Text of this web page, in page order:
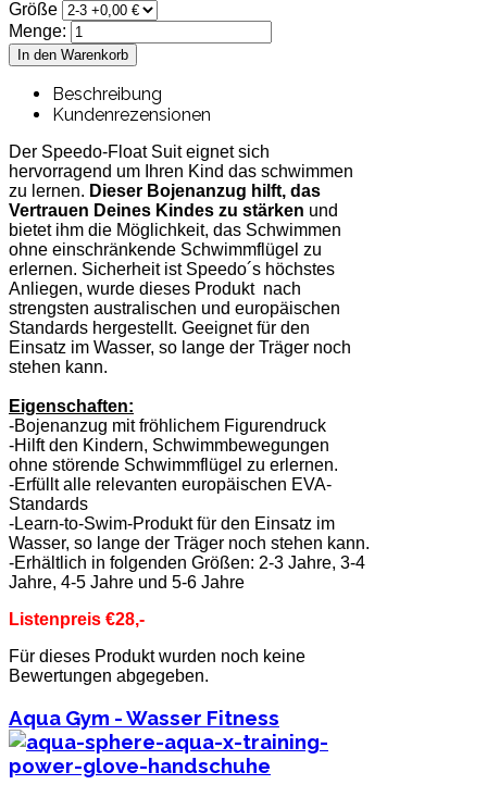
Größe
Menge:
Beschreibung
Kundenrezensionen
Der Speedo-Float Suit eignet sich
hervorragend um Ihren Kind das schwimmen
zu lernen. Dieser Bojenanzug hilft, das
Vertrauen Deines Kindes zu stärken und
bietet ihm die Möglichkeit, das Schwimmen
ohne einschränkende Schwimmflügel zu
erlernen. Sicherheit ist Speedo´s höchstes
Anliegen, wurde dieses Produkt nach
strengsten australischen und europäischen
Standards hergestellt. Geeignet für den
Einsatz im Wasser, so lange der Träger noch
stehen kann.
Eigenschaften:
-Bojenanzug mit fröhlichem Figurendruck
-Hilft den Kindern, Schwimmbewegungen
ohne störende Schwimmflügel zu erlernen.
-Erfüllt alle relevanten europäischen EVA-
Standards
-Learn-to-Swim-Produkt für den Einsatz im
Wasser, so lange der Träger noch stehen kann.
-Erhältlich in folgenden Größen: 2-3 Jahre, 3-4
Jahre, 4-5 Jahre und 5-6 Jahre
Listenpreis €28,-
Für dieses Produkt wurden noch keine
Bewertungen abgegeben.
Aqua Gym - Wasser Fitness